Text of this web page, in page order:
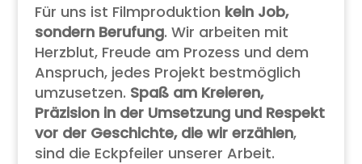
Für uns ist Filmproduktion kein Job,
sondern Berufung. Wir arbeiten mit
Herzblut, Freude am Prozess und dem
Anspruch, jedes Projekt bestmöglich
umzusetzen. Spaß am Kreieren,
Präzision in der Umsetzung und Respekt
vor der Geschichte, die wir erzählen,
sind die Eckpfeiler unserer Arbeit.